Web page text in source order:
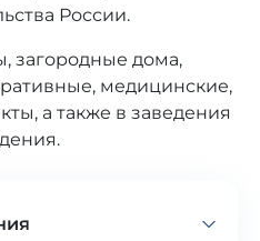
России.
загородные дома,
медицинские,
а также в заведения